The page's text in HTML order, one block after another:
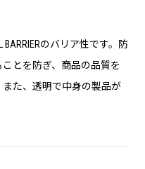
のバリア性です。防
とを防ぎ、商品の品質を
た、透明で中身の製品が